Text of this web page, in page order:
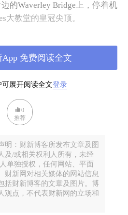
的Waverley Bridge上，停着机
大教堂的皇冠尖顶。
风暴（Storm Éowyn）将在1月
风速最高可达77英里，即124公
），覆盖苏格兰中央地带
兰西南部。
特到爱丁堡的火车上，忽然每
。原来这个红色警报正在被强
上，其中的建议是请勿在1月24
部等地使用交通工具。幸好我
天火车就停运了。爱丁堡机场
，到时候这辆机场大巴能不能
展开阅读全文登录
免费阅读全文
0
推荐
：财新博客所发布文章及图
及/或相关权利人所有，未经
单独授权，任何网站、平面
财新网对相关媒体的网站信息
括财新博客的文章及图片。博
观点，不代表财新网的立场和